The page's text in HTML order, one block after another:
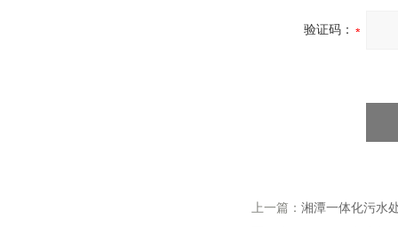
验证码：
上一篇： 湘潭一体化污水